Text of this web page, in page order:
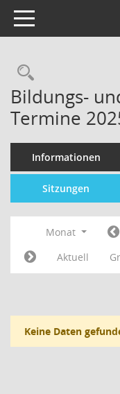
Toggle navigation
Bildungs-
Termine
Informationen
Sitzungen
Monat
Aktuell
Keine Daten